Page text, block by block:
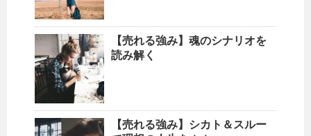
【売れる強み】魂のシナリオを
読み解く
【売れる強み】シカト＆スルー